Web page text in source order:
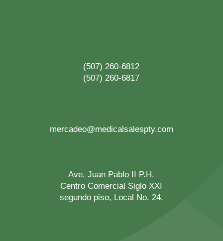
(507) 260-6812
(507) 260-6817
mercadeo@medicalsalespty.com
Ave. Juan Pablo II P.H.
Centro Comercial Siglo XXI
segundo piso, Local No. 24.